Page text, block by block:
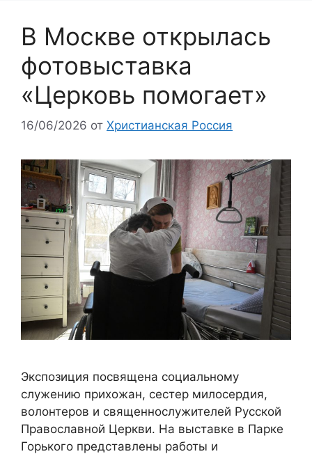
В Москве открылась
фотовыставка
«Церковь помогает»
16/06/2026 от Христианская Россия
Экспозиция посвящена социальному
служению прихожан, сестер милосердия,
волонтеров и священнослужителей Русской
Православной Церкви. На выставке в Парке
Горького представлены работы и